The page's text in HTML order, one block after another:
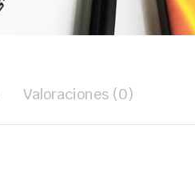
Valoraciones (0)